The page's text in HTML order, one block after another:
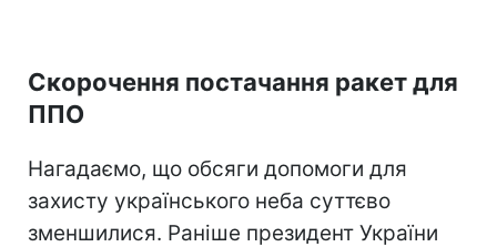
Скорочення постачання ракет для
ППО
Нагадаємо, що обсяги допомоги для
захисту українського неба суттєво
зменшилися. Раніше президент України